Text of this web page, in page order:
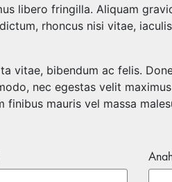
libero fringilla. Aliquam
rhoncus nisi vitae,
vitae, bibendum ac felis.
nec egestas velit
finibus mauris vel massa